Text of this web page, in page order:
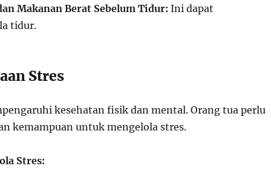
Makanan Berat Sebelum Tidur: Ini dapat
tidur.
Stres
kesehatan fisik dan mental. Orang tua perlu
kemampuan untuk mengelola stres.
Stres: